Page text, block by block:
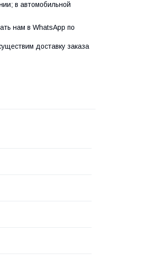
в автомобильной
нам в WhatsApp по
доставку заказа